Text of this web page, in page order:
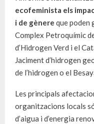
ecofeminista els
i de gènere que poden
Complex Petroquímic
d’Hidrogen Verd i el
Jaciment d’hidrogen
de l’hidrogen o el
Les principals
organitzacions locals
d’aigua i d’energia